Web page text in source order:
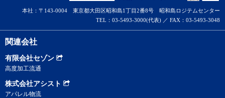
本社：〒143-0004 東京都大田区昭和島1丁目2番8号 昭和島ロジテムセンター
TEL：03-5493-3000(代表) ／ FAX：03-5493-3048
関連会社
有限会社セゾン
高度加工流通
株式会社アシスト
アパレル物流